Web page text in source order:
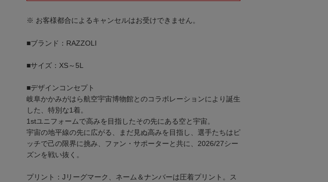
※ お客様都合によるキャンセルはお受けできません。
■ブランド：RAZZOLI
■サイズ：XS～5L
■デザインコンセプト
岐阜かかみがはら航空宇宙博物館とのコラボレーションにより誕生
した、特別な1着。
1stユニフォームで高みを目指したその先にある空と宇宙。
宇宙の地平線の先に広がる、まだ見ぬ高みを目指し、選手たちはピ
ッチで己の限界に挑み、ファン・サポーターと共に、2026/27シー
ズンを戦い抜く。
プリント：Jリーグマーク、ネーム＆ナンバーは圧着プリント。ス